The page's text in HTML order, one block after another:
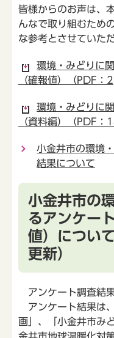
皆様からのお声は、
んなで取り組むため
な参考とさせていた
環境・みどりに
（確報値）（PDF：
環境・みどりに
（資料編）（PDF：
小金井市の環境
結果について
小金井市の
るアンケー
値）につい
更新）
アンケート調査結
アンケート結果は
画」、「小金井市み
金井市地球温暖化対